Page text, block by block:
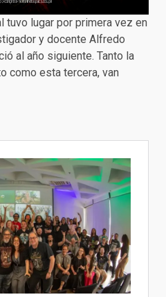
tuvo lugar por primera vez en
y docente Alfredo
al año siguiente. Tanto la
como esta tercera, van